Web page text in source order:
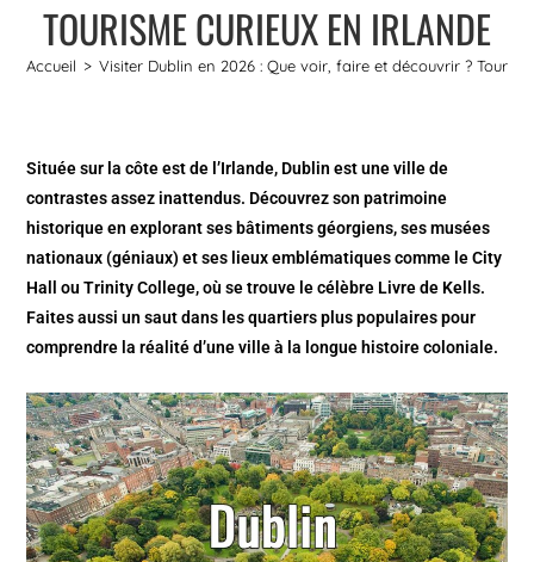
TOURISME CURIEUX EN IRLANDE
Accueil > Visiter Dublin en 2026 : Que voir, faire et découvrir ?
Située sur la côte est de l’Irlande, Dublin est une ville de
contrastes assez inattendus. Découvrez son patrimoine
historique en explorant ses bâtiments géorgiens, ses musées
nationaux (géniaux) et ses lieux emblématiques comme le City
Hall ou Trinity College, où se trouve le célèbre Livre de Kells.
Faites aussi un saut dans les quartiers plus populaires pour
comprendre la réalité d’une ville à la longue histoire coloniale.